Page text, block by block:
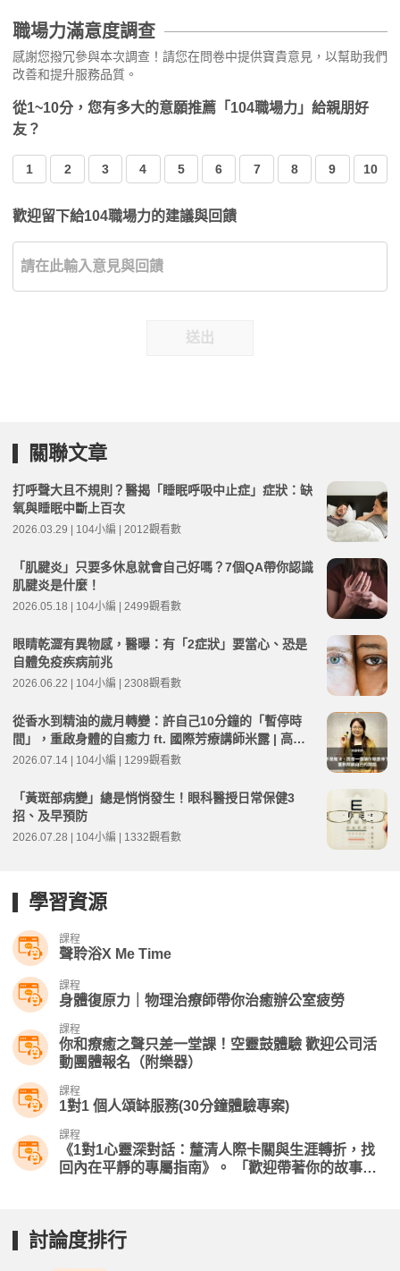
職場力滿意度調查
感謝您撥冗參與本次調查！請您在問卷中提供寶貴意見，以幫助我們
改善和提升服務品質。
從1~10分，您有多大的意願推薦「104職場力」給親朋好
友？
1 2 3 4 5 6 7 8 9 10
歡迎留下給104職場力的建議與回饋
送出
關聯文章
打呼聲大且不規則？醫揭「睡眠呼吸中止症」症狀：缺
氧與睡眠中斷上百次
2026.03.29 | 104小編 | 2012觀看數
「肌腱炎」只要多休息就會自己好嗎？7個QA帶你認識
肌腱炎是什麼！
2026.05.18 | 104小編 | 2499觀看數
眼睛乾澀有異物感，醫曝：有「2症狀」要當心、恐是
自體免疫疾病前兆
2026.06.22 | 104小編 | 2308觀看數
從香水到精油的歲月轉變：許自己10分鐘的「暫停時
間」，重啟身體的自癒力 ft. 國際芳療講師米露 | 高年
級不打烊 x 用 AI 點亮第二人生 EP281
2026.07.14 | 104小編 | 1299觀看數
「黃斑部病變」總是悄悄發生！眼科醫授日常保健3
招、及早預防
2026.07.28 | 104小編 | 1332觀看數
學習資源
課程
聲聆浴X Me Time
課程
身體復原力｜物理治療師帶你治癒辦公室疲勞
課程
你和療癒之聲只差一堂課！空靈鼓體驗 歡迎公司活
動團體報名（附樂器）
課程
1對1 個人頌缽服務(30分鐘體驗專案)
課程
《1對1心靈深對話：釐清人際卡關與生涯轉折，找
回內在平靜的專屬指南》。 「歡迎帶著你的故事與
討論度排行